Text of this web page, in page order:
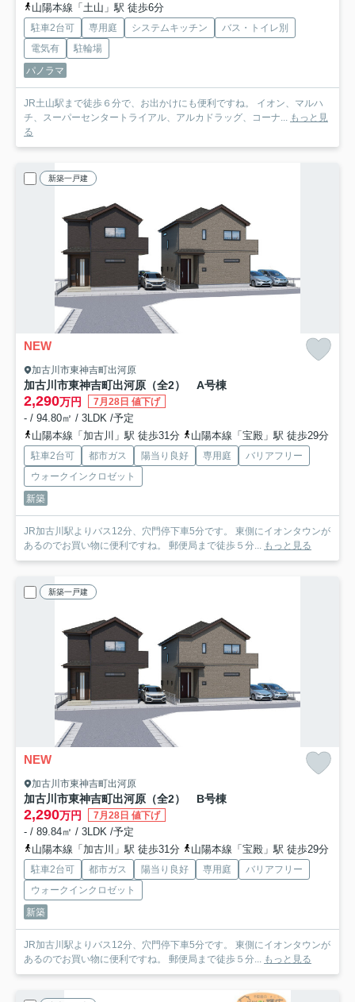
山陽本線「土山」駅 徒歩6分
駐車2台可 専用庭 システムキッチン
バス・トイレ別
電気有
駐輪場
パノラマ
JR土山駅まで徒歩６分で、お出かけにも便利ですね。 イオン、マルハ
チ、スーパーセンタートライアル、アルカドラッグ、コーナ...
もっと見
る
新築一戸建
NEW
加古川市東神吉町出河原
加古川市東神吉町出河原（全2） A号棟
2,290万円 7月28日 値下げ
- / 94.80㎡ / 3LDK /予定
山陽本線「加古川」駅 徒歩31分
山陽本線「宝殿」駅 徒歩29分
駐車2台可 都市ガス 陽当り良好 専用庭
バリアフリー
ウォークインクロゼット
新築
JR加古川駅よりバス12分、穴門停下車5分です。 東側にイオンタウンが
あるのでお買い物に便利ですね。 郵便局まで徒歩５分...
もっと見る
新築一戸建
NEW
加古川市東神吉町出河原
加古川市東神吉町出河原（全2） B号棟
2,290万円 7月28日 値下げ
- / 89.84㎡ / 3LDK /予定
山陽本線「加古川」駅 徒歩31分
山陽本線「宝殿」駅 徒歩29分
駐車2台可 都市ガス 陽当り良好 専用庭
バリアフリー
ウォークインクロゼット
新築
JR加古川駅よりバス12分、穴門停下車5分です。 東側にイオンタウンが
あるのでお買い物に便利ですね。 郵便局まで徒歩５分...
もっと見る